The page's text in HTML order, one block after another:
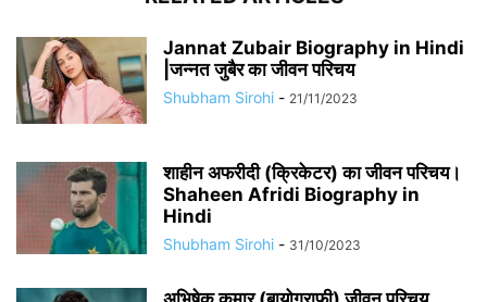
Jannat Zubair Biography in Hindi
|जन्नत जुबैर का जीवन परिचय
Shubham Sirohi - 21/11/2023
शाहीन अफरीदी (क्रिकेटर) का जीवन परिचय।
Shaheen Afridi Biography in
Hindi
Shubham Sirohi - 31/10/2023